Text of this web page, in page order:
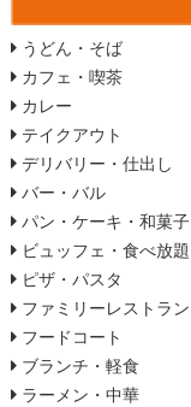
うどん・そば
カフェ・喫茶
カレー
テイクアウト
デリバリー・仕出し
バー・バル
パン・ケーキ・和菓子
ビュッフェ・食べ放題
ピザ・パスタ
ファミリーレストラン
フードコート
ブランチ・軽食
ラーメン・中華